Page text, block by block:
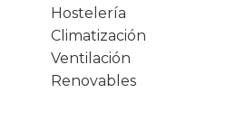
Hostelería
Climatización
Ventilación
Renovables